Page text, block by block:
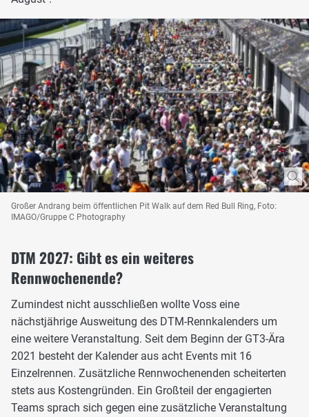
Großer Andrang beim öffentlichen Pit Walk auf dem Red Bull Ring, Foto:
IMAGO/Gruppe C Photography
DTM 2027: Gibt es ein weiteres
Rennwochenende?
Zumindest nicht ausschließen wollte Voss eine
nächstjährige Ausweitung des DTM-Rennkalenders um
eine weitere Veranstaltung. Seit dem Beginn der GT3-Ära
2021 besteht der Kalender aus acht Events mit 16
Einzelrennen. Zusätzliche Rennwochenenden scheiterten
stets aus Kostengründen. Ein Großteil der engagierten
Teams sprach sich gegen eine zusätzliche Veranstaltung